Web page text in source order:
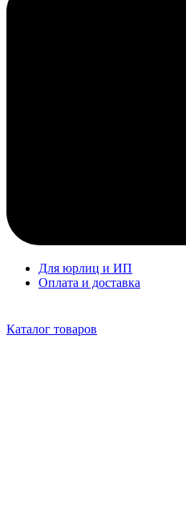
Для юрлиц и ИП
Оплата и доставка
Каталог товаров